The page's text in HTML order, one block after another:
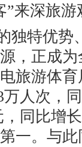
”来深旅游
独特优势
，正成
旅游体
人次，
同比增
一。与